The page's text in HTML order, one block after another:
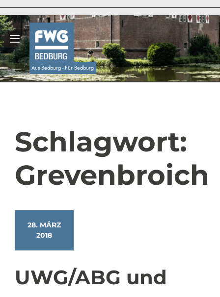
springen
Aus Bedburg - Für Bedburg
Navigation umschalten
Schlagwort:
Grevenbroich
28. MÄRZ
2018
UWG/ABG und